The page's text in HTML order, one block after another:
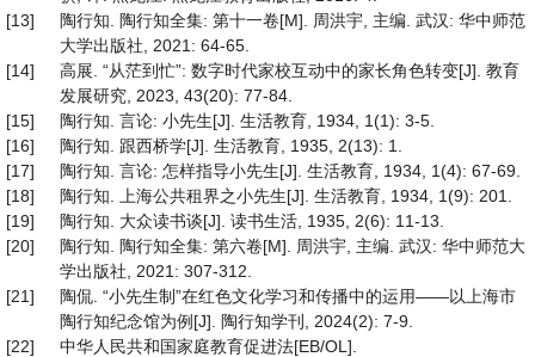
[13]
陶行知. 陶行知全集: 第十一卷[M]. 周洪宇, 主编. 武汉: 华中师范
大学出版社, 2021: 64-65.
[14]
高展. “从茫到忙”: 数字时代家校互动中的家长角色转变[J]. 教育
发展研究, 2023, 43(20): 77-84.
[15]
陶行知. 言论: 小先生[J]. 生活教育, 1934, 1(1): 3-5.
[16]
陶行知. 跟西桥学[J]. 生活教育, 1935, 2(13): 1.
[17]
陶行知. 言论: 怎样指导小先生[J]. 生活教育, 1934, 1(4): 67-69.
[18]
陶行知. 上海公共租界之小先生[J]. 生活教育, 1934, 1(9): 201.
[19]
陶行知. 大众读书谈[J]. 读书生活, 1935, 2(6): 11-13.
[20]
陶行知. 陶行知全集: 第六卷[M]. 周洪宇, 主编. 武汉: 华中师范大
学出版社, 2021: 307-312.
[21]
陶侃. “小先生制”在红色文化学习和传播中的运用——以上海市
陶行知纪念馆为例[J]. 陶行知学刊, 2024(2): 7-9.
[22]
中华人民共和国家庭教育促进法[EB/OL].